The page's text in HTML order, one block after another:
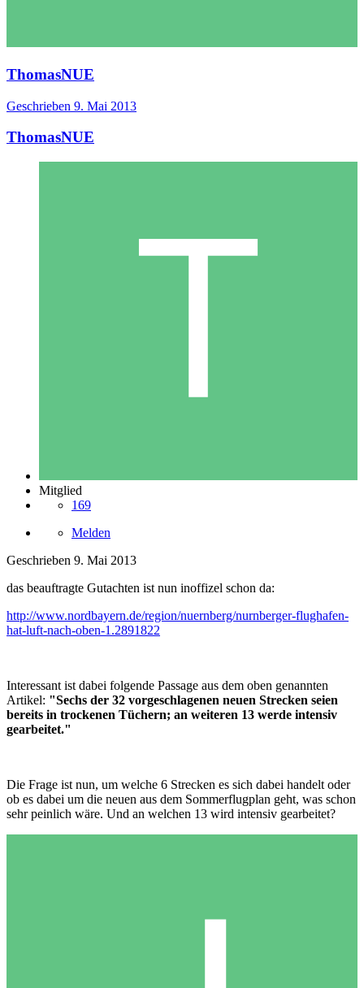
ThomasNUE
Geschrieben 9. Mai 2013
ThomasNUE
Mitglied
169
Melden
Geschrieben 9. Mai 2013
das beauftragte Gutachten ist nun inoffizel schon da:
http://www.nordbayern.de/region/nuernberg/nurnberger-flughafen-
hat-luft-nach-oben-1.2891822
Interessant ist dabei folgende Passage aus dem oben genannten
Artikel: "Sechs der 32 vorgeschlagenen neuen Strecken seien
bereits in trockenen Tüchern; an weiteren 13 werde intensiv
gearbeitet."
Die Frage ist nun, um welche 6 Strecken es sich dabei handelt oder
ob es dabei um die neuen aus dem Sommerflugplan geht, was schon
sehr peinlich wäre. Und an welchen 13 wird intensiv gearbeitet?